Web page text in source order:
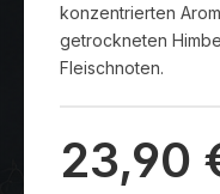
konzentrierten
getrockneten
Fleischnoten.
23,90